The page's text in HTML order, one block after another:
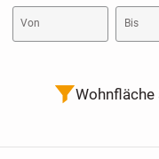
Von Bis
Wohnfläche